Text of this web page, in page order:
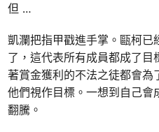
但 …
凱瀾把指甲戳進手掌。甌柯
了，這代表所有成員都成了
著賞金獲利的不法之徒都會
他們視作目標。一想到自己
翻騰。